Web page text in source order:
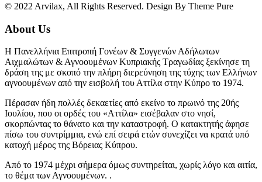
© 2022 Arvilax, All Rights Reserved. Design By Theme Pure
About Us
Η Πανελλήνια Επιτροπή Γονέων & Συγγενών Αδήλωτων
Αιχμαλώτων & Αγνοουμένων Κυπριακής Τραγωδίας ξεκίνησε τη
δράση της με σκοπό την πλήρη διερεύνηση της τύχης των Ελλήνων
αγνοουμένων από την εισβολή του Αττίλα στην Κύπρο το 1974.
Πέρασαν ήδη πολλές δεκαετίες από εκείνο το πρωινό της 20ής
Ιουλίου, που οι ορδές του «Αττίλα» εισέβαλαν στο νησί,
σκορπώντας το θάνατο και την καταστροφή. Ο κατακτητής άφησε
πίσω του συντρίμμια, ενώ επί σειρά ετών συνεχίζει να κρατά υπό
κατοχή μέρος της Βόρειας Κύπρου.
Από το 1974 μέχρι σήμερα όμως συντηρείται, χωρίς λόγο και αιτία,
το θέμα των Αγνοουμένων. .